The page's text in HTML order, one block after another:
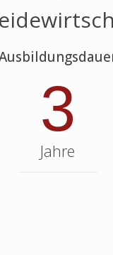
3
Jahre